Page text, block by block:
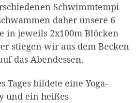
Schwimmtempi
daher unsere 6
in jeweils 2x100m Blöcken
stiegen wir aus dem Becken
das Abendessen.
Tages bildete eine Yoga-
und ein heißes